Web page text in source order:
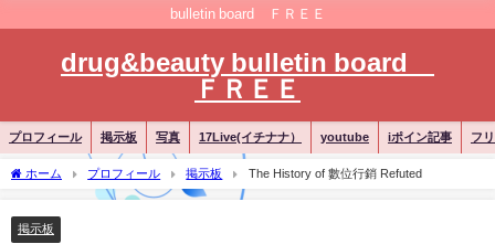
bulletin board ＦＲＥＥ
drug&beauty bulletin board
ＦＲＥＥ
プロフィール 掲示板 写真 17Live(イチナナ） youtube iポイン記事 フ
ホーム プロフィール 掲示板 The History of 數位行銷 Refuted
掲示板